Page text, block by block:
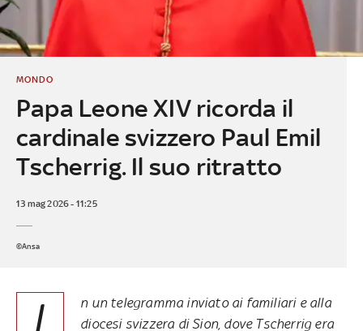
Papa Leone XIV ricorda il
cardinale svizzero Paul Emil
Tscherrig. Il suo ritratto
MONDO
13 mag 2026 - 11:25
©Ansa
n un telegramma inviato ai familiari e alla
diocesi svizzera di Sion, dove Tscherrig era